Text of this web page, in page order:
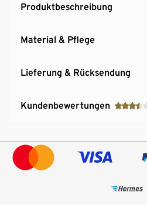
Produktbeschreibung
Material & Pflege
Lieferung & Rücksendung
Kundenbewertungen